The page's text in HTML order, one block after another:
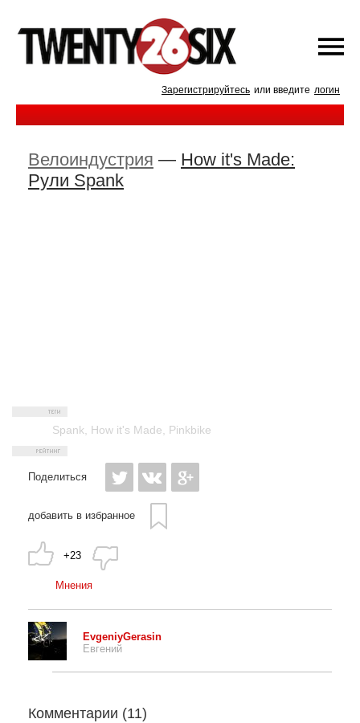
Зарегистрируйтесь или введите логин
Велоиндустрия — How it's Made:
Рули Spank
Spank How it's Made Pinkbike
Поделиться
добавить в избранное
+23
Мнения
EvgeniyGerasin
Евгений
Комментарии (11)